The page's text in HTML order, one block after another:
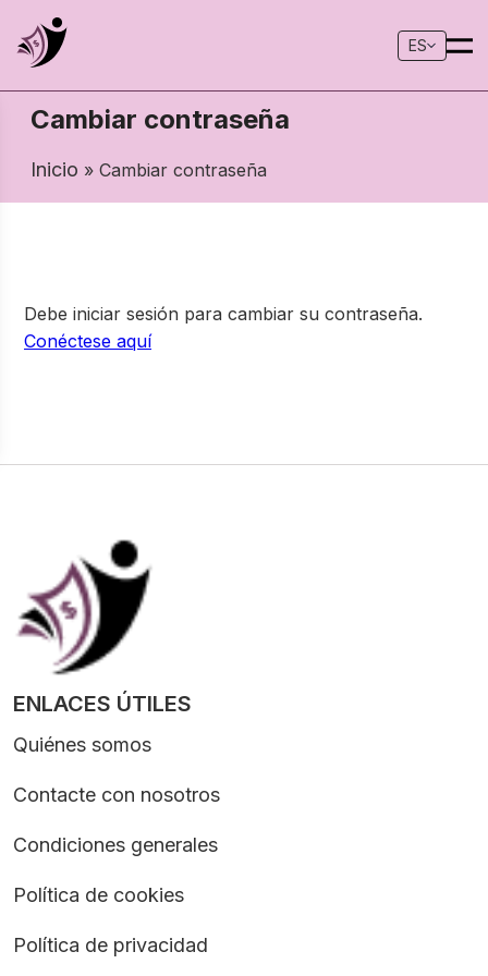
ES
Cambiar contraseña
Inicio » Cambiar contraseña
Debe iniciar sesión para cambiar su contraseña.
Conéctese aquí
ENLACES ÚTILES
Quiénes somos
Contacte con nosotros
Condiciones generales
Política de cookies
Política de privacidad